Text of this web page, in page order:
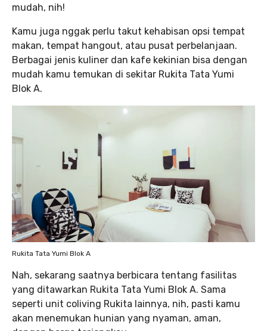
mudah, nih!
Kamu juga nggak perlu takut kehabisan opsi tempat
makan, tempat hangout, atau pusat perbelanjaan.
Berbagai jenis kuliner dan kafe kekinian bisa dengan
mudah kamu temukan di sekitar Rukita Tata Yumi
Blok A.
Rukita Tata Yumi Blok A
Nah, sekarang saatnya berbicara tentang fasilitas
yang ditawarkan Rukita Tata Yumi Blok A. Sama
seperti unit coliving Rukita lainnya, nih, pasti kamu
akan menemukan hunian yang nyaman, aman,